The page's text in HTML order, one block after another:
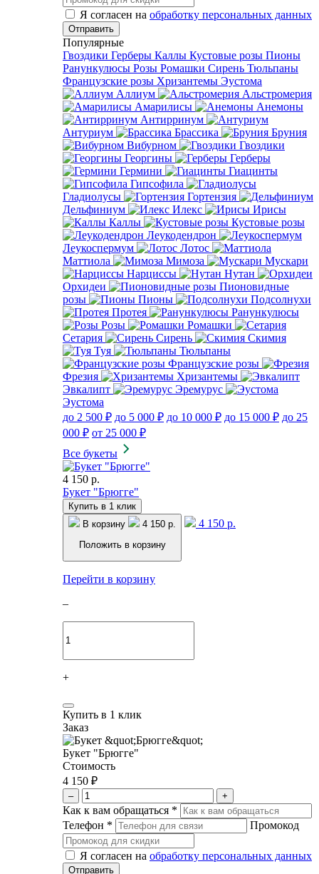
Я согласен на обработку персональных данных
Популярные
Гвоздики Герберы Каллы Кустовые розы Пионы
Ранункулюсы Розы Ромашки Сирень Тюльпаны
Французские розы Хризантемы Эустома
Аллиум
Альстромерия
Амарилисы
Анемоны
Антирринум
Антуриум
Брассика
Бруния
Вибурном
Гвоздики
Георгины
Герберы
Гермини
Гиацинты
Гипсофила
Гладиолусы
Гортензия
Дельфиниум
Илекс
Ирисы
Каллы
Кустовые розы
Леукодендрон
Леукоспермум
Лотос
Маттиола
Мимоза
Мускари
Нарциссы
Нутан
Орхидеи
Пионовидные
розы
Пионы
Подсолнухи
Протея
Ранункулюсы
Розы
Ромашки
Сетария
Сирень
Скимия
Туя
Тюльпаны
Французские розы
Фрезия
Хризантемы
Эвкалипт
Эремурус
Эустома
до 2 500 ₽ до 5 000 ₽ до 10 000 ₽ до 15 000 ₽ до 25
000 ₽ от 25 000 ₽
Все букеты
4 150 р.
Букет "Брюгге"
Купить в 1 клик
В корзину
4 150 р.
Положить в корзину
4 150 р.
Перейти в корзину
–
+
Купить в 1 клик
Заказ
Букет "Брюгге"
Стоимость
4 150 ₽
– +
Как к вам обращаться *
Телефон * Промокод
Я согласен на обработку персональных данных